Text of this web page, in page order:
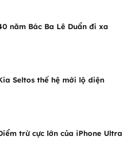
năm Bác Ba Lê Duẩn đi xa
Seltos thế hệ mới lộ diện
trừ cực lớn của iPhone Ultra